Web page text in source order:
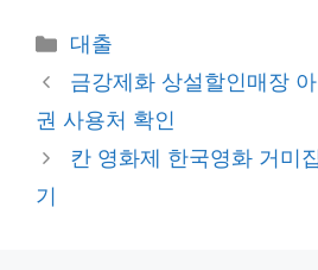
카
테
고
리
대출
금강제화 상설할인매장
권 사용처 확인
칸 영화제 한국영화 거미
기